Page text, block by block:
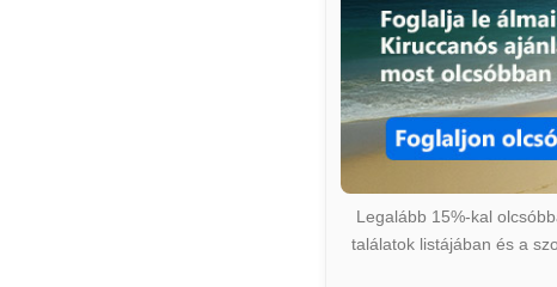
Legalább 15%-kal
találatok listájában és a